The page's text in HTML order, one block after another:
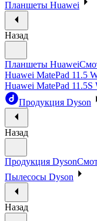
Планшеты Huawei
Назад
Планшеты Huawei
Huawei MatePad 11.5
Huawei MatePad 11.5S
Продукция Dyson
Назад
Продукция Dyson
Пылесосы Dyson
Назад